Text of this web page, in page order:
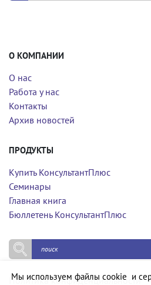
О КОМПАНИИ
О нас
Работа у нас
Контакты
Архив новостей
ПРОДУКТЫ
Купить КонсультантПлюс
Семинары
Главная книга
Бюллетень КонсультантПлюс
Политика конфиденциальности
Мы используем файлы cookie и